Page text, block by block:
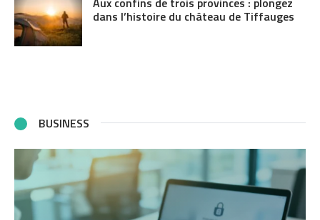
dans l’histoire du château de Tiffauges
BUSINESS